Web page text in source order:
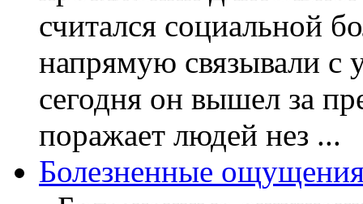
считался социальной
напрямую связывали с
сегодня он вышел за
поражает людей нез ...
Болезненные